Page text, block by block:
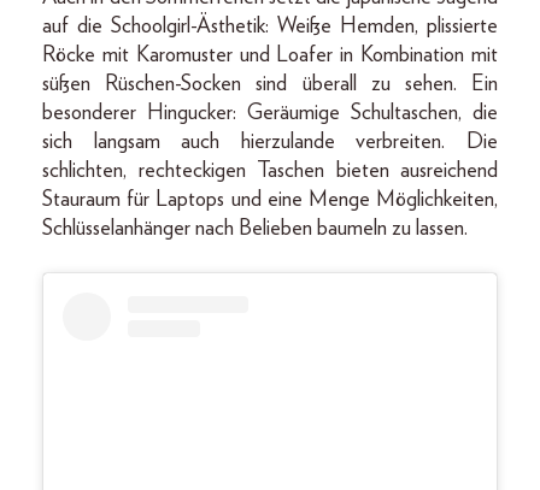
auf die Schoolgirl-Ästhetik: Weiße Hemden, plissierte
Röcke mit Karomuster und Loafer in Kombination mit
süßen Rüschen-Socken sind überall zu sehen. Ein
besonderer Hingucker: Geräumige Schultaschen, die
sich langsam auch hierzulande verbreiten. Die
schlichten, rechteckigen Taschen bieten ausreichend
Stauraum für Laptops und eine Menge Möglichkeiten,
Schlüsselanhänger nach Belieben baumeln zu lassen.